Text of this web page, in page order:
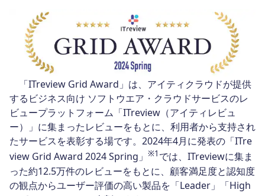
「ITreview Grid Award」は、アイティクラウドが提供
するビジネス向け ソフトウエア・クラウドサービスのレ
ビュープラットフォーム「ITreview（アイティレビュ
ー）」に集まったレビューをもとに、利用者から支持され
たサービスを表彰する場です。2024年4月に発表の「ITre
view Grid Award 2024 Spring」 ※1 では、ITreviewに集ま
った約12.5万件のレビューをもとに、顧客満足度と認知度
の観点からユーザー評価の高い製品を「Leader」「High